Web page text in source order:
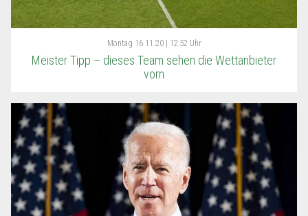
Montag 16.11.20 | 12:52 Uhr
Meister Tipp – dieses Team sehen die Wettanbieter
vorn